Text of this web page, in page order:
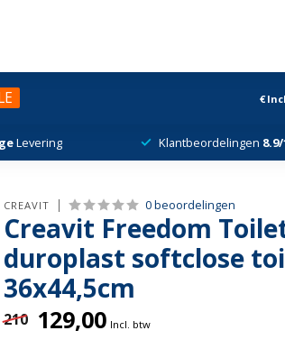
€
Levering Klantbeordelingen
CREAVIT 0 beoordelingen
Creavit Freedom
duroplast softclose
36x44,5cm
210 129,00 Incl. btw